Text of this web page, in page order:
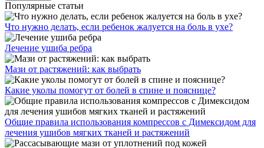
Популярные статьи
Что нужно делать, если ребенок жалуется на боль в ухе?
Лечение ушиба ребра
Мази от растяжений: как выбрать
Какие уколы помогут от болей в спине и пояснице?
Общие правила использования компрессов с Димексидом для
лечения ушибов мягких тканей и растяжений